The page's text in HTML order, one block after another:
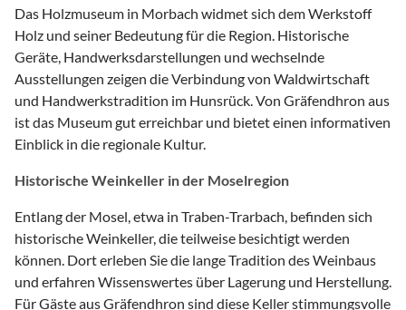
Das Holzmuseum in Morbach widmet sich dem Werkstoff
Holz und seiner Bedeutung für die Region. Historische
Geräte, Handwerksdarstellungen und wechselnde
Ausstellungen zeigen die Verbindung von Waldwirtschaft
und Handwerkstradition im Hunsrück. Von Gräfendhron aus
ist das Museum gut erreichbar und bietet einen informativen
Einblick in die regionale Kultur.
Historische Weinkeller in der Moselregion
Entlang der Mosel, etwa in Traben-Trarbach, befinden sich
historische Weinkeller, die teilweise besichtigt werden
können. Dort erleben Sie die lange Tradition des Weinbaus
und erfahren Wissenswertes über Lagerung und Herstellung.
Für Gäste aus Gräfendhron sind diese Keller stimmungsvolle